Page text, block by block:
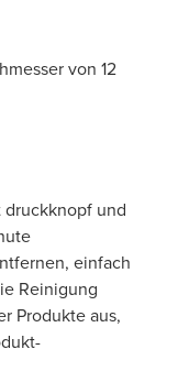
von 12
druckknopf und
einfach
Reinigung
Produkte aus,